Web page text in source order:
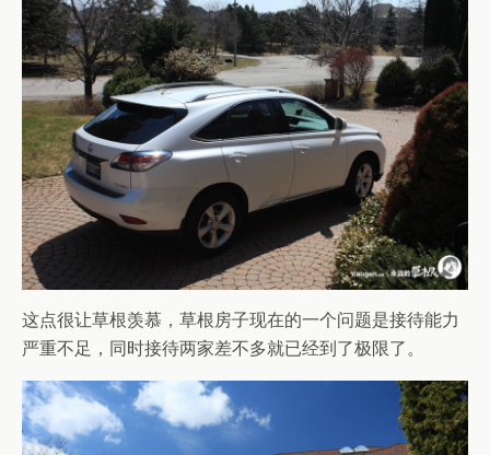
这点很让草根羡慕，草根房子现在的一个问题是接待能力
严重不足，同时接待两家差不多就已经到了极限了。